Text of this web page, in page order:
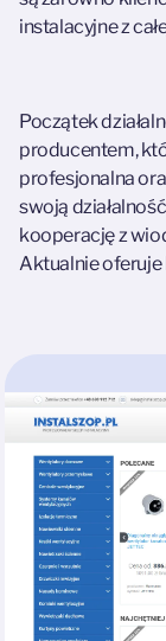
instalacyjne z
Początek
producentem,
profesjonalna
swoją
kooperację z
Aktualnie